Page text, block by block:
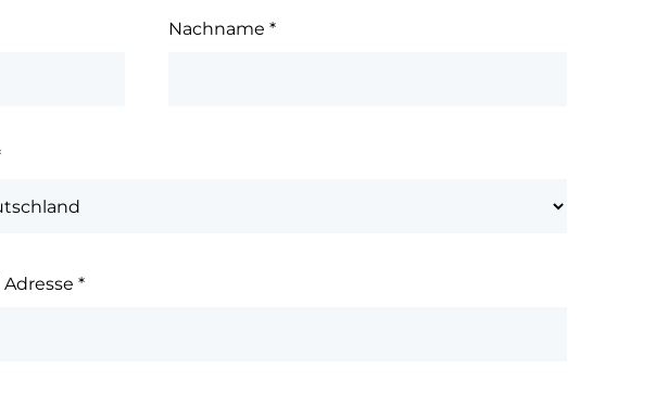
Nachname *
Adresse *